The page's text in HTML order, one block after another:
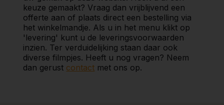
keuze gemaakt? Vraag dan vrijblijvend een
offerte aan of plaats direct een bestelling via
het winkelmandje. Als u in het menu klikt op
'levering' kunt u de leveringsvoorwaarden
inzien. Ter verduidelijking staan daar ook
diverse filmpjes. Heeft u nog vragen? Neem
dan gerust contact met ons op.